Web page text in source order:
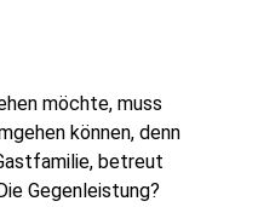
möchte, muss
können, denn
betreut
Gegenleistung?